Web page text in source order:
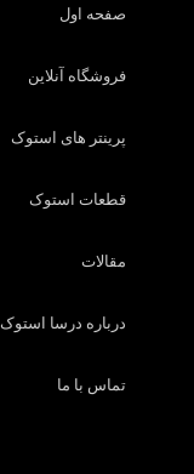
صفحه اول
فروشگاه آنلاین
پرینتر های استوک
قطعات استوک
مقالات
درباره درسا استوک
تماس با ما